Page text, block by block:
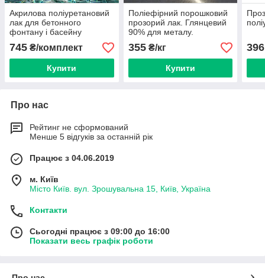
Акрилова поліуретановий
лак для бетонного
фонтану і басейну
745 ₴/комплект
Купити
Поліефірний порошковий
прозорий лак. Глянцевий
90% для металу.
Атмосферостійкий лак.
355₴/кг
Купити
Про нас
Рейтинг не сформований
Менше 5 відгуків за останній рік
Працює з 04.06.2019
м. Київ
Місто Київ. вул. Зрошувальна 15, Київ, Україна
Контакти
Сьогодні працює з 09:00 до 16:00
Показати весь графік роботи